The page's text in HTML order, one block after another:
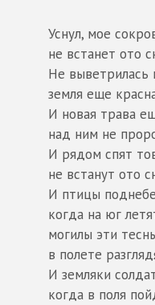
Уснул, мое
не встанет ото
Не выветрилась
земля еще
И новая трава
над ним не
И рядом спят
не встанут ото
И птицы
когда на юг
могилы эти
в полете
И земляки
когда в поля